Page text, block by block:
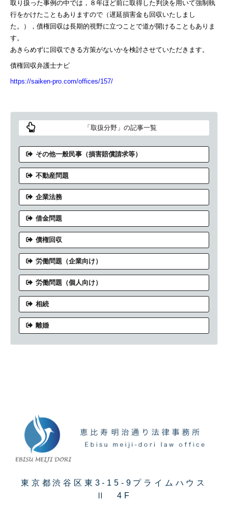
取り扱った事例の中では，８年ほど前に取得した判決を用いて強制執
行をかけたこともありますので（遅延損害金も回収いたしまし
た。），債権回収は長期的視野に立つことで道が開けることもありま
す。
あきらめずに回収できる方策がないかを検討させていただきます。
債権回収弁護士ナビ
https://saiken-pro.com/offices/157/
「取扱分野」の記事一覧
その他一般民事（損害賠償請求等）
不動産問題
企業法務
借金問題
債権回収
労働問題（企業向け）
労働問題（個人向け）
相続
離婚
東京都渋谷区東3-15-9プライムハウス
Ⅱ 4F